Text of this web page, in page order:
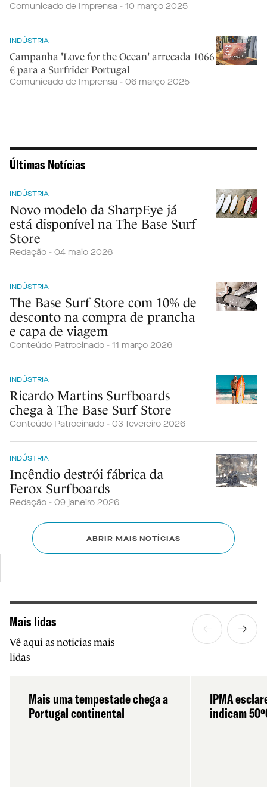
Comunicado de Imprensa - 10 março 2025
INDÚSTRIA
Campanha 'Love for the Ocean' arrecada 1066
€ para a Surfrider Portugal
Comunicado de Imprensa - 06 março 2025
Últimas Notícias
INDÚSTRIA
Novo modelo da SharpEye já
está disponível na The Base Surf
Store
Redação - 04 maio 2026
INDÚSTRIA
The Base Surf Store com 10% de
desconto na compra de prancha
e capa de viagem
Conteúdo Patrocinado - 11 março 2026
INDÚSTRIA
Ricardo Martins Surfboards
chega à The Base Surf Store
Conteúdo Patrocinado - 03 fevereiro 2026
INDÚSTRIA
Incêndio destrói fábrica da
Ferox Surfboards
Redação - 09 janeiro 2026
ABRIR MAIS NOTÍCIAS
Mais lidas
Vê aqui as noticias mais
lidas
Mais uma tempestade chega a
Portugal continental
IPMA
indicam